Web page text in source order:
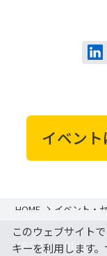
イベン
HOME イベント・
JBS Tech Blog
このウェブサイト
キーを利用します